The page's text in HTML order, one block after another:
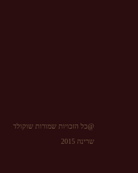
@כל הזכויות שמורות שוקולד
שרינה 2015